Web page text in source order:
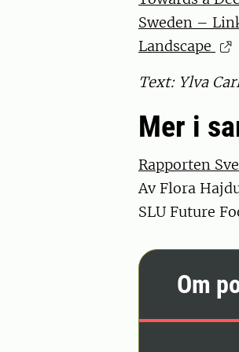
Sweden –
Landscape
Text: Ylva
Mer i
Rapporten
Av Flora
SLU Future
Om